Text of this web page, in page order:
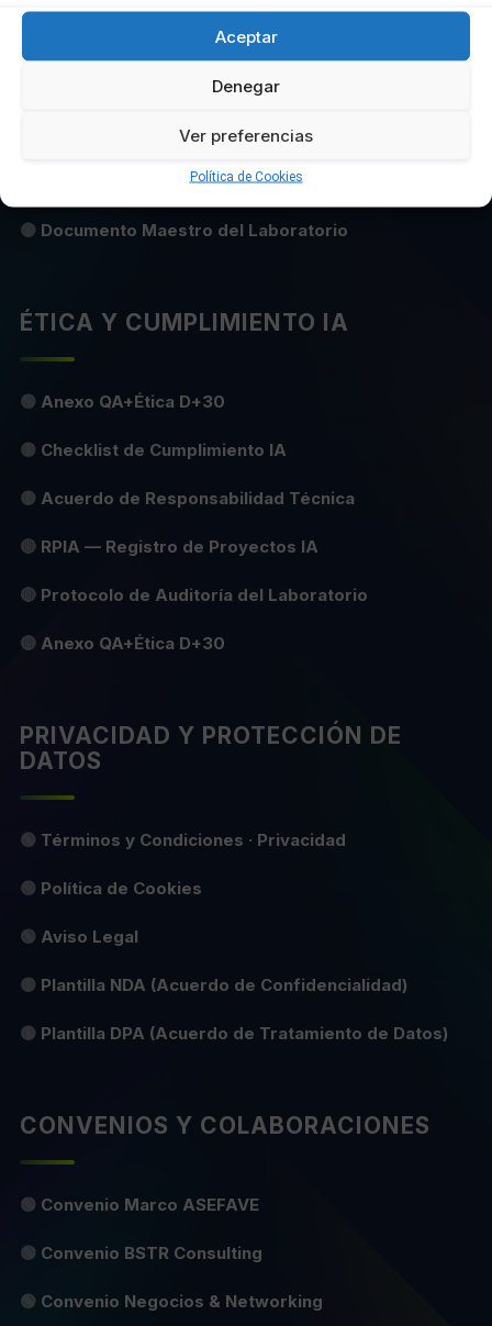
Aceptar
Denegar
Ver preferencias
Política de Cookies
Manual de Suscripciones y SLA
🟡 Documento Maestro del Laboratorio
ÉTICA Y CUMPLIMIENTO IA
🟢 Anexo QA+Ética D+30
🟡 Checklist de Cumplimiento IA
🟡 Acuerdo de Responsabilidad Técnica
🔴 RPIA — Registro de Proyectos IA
🔴 Protocolo de Auditoría del Laboratorio
🔴 Anexo QA+Ética D+30
PRIVACIDAD Y PROTECCIÓN DE
DATOS
🟢 Términos y Condiciones · Privacidad
🟢 Política de Cookies
🟢 Aviso Legal
🟡 Plantilla NDA (Acuerdo de Confidencialidad)
🟡 Plantilla DPA (Acuerdo de Tratamiento de Datos)
CONVENIOS Y COLABORACIONES
🟢 Convenio Marco ASEFAVE
🟢 Convenio BSTR Consulting
🟢 Convenio Negocios & Networking